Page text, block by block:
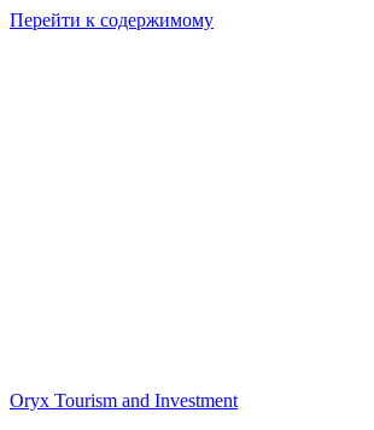
Перейти к содержимому
Oryx Tourism and Investment